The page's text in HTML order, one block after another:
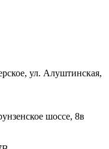
ул. Алуштинская,
шоссе, 8в